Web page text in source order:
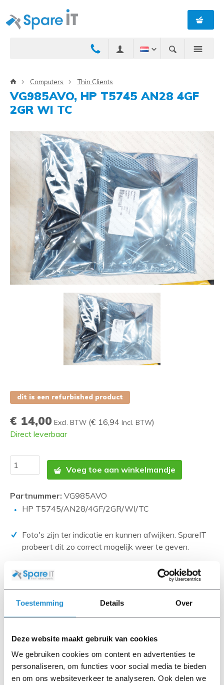
Toestemming Details Over
Deze website maakt gebruik van cookies
We gebruiken cookies om content en advertenties te
personaliseren, om functies voor social media te bieden
en om ons websiteverkeer te analyseren. Ook delen we
Computers Thin Clients
VG985AVO, HP T5745 AN28 4GF
2GR WI TC
dit is een refurbished product
€ 14,00 Excl. BTW (€ 16,94 Incl. BTW)
Direct leverbaar
Voeg toe aan winkelmandje
Partnummer: VG985AVO
HP T5745/AN28/4GF/2GR/WI/TC
Foto's zijn ter indicatie en kunnen afwijken. SpareIT
probeert dit zo correct mogelijk weer te geven.
Disclaimer:
Product foto’s en specificaties worden beschikbaar
gebaseerd op nieuwe producten.
Wanneer het artikel een 'Refurbished product' betreft is
(tenzij anders aangegeven). Bij Refurbished artikelen zijn
kabels, software media en handleidingen niet inbegrepen
(tenzij anders aangegeven).